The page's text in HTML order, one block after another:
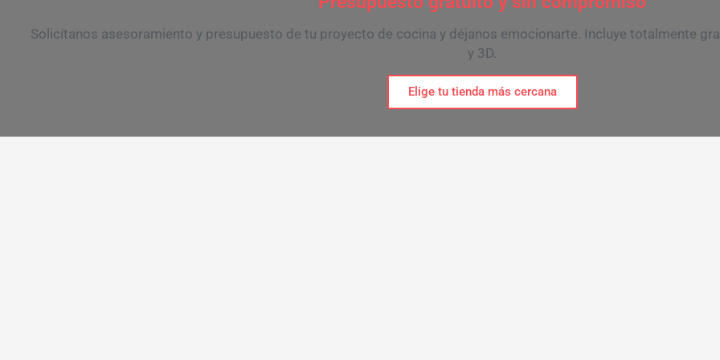
Solicítanos asesoramiento y presupuesto de tu proyecto de cocina y déjanos emocionarte. Incluye totalmente
y 3D.
Elige tu tienda más cercana